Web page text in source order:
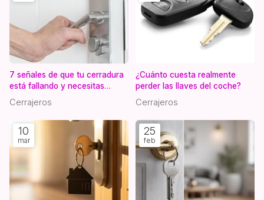
7 señales de que tu cerradura
está fallando y necesitas
cambiarla
Cerrajeros
¿Cuánto cuesta realmente
perder las llaves del coche?
Cerrajeros
10
mar
25
feb